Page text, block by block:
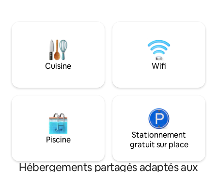
Cuisine Wifi
Piscine
Stationnement
gratuit sur place
Hébergements partagés adaptés aux